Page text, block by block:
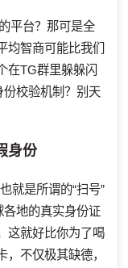
平台？那可是全
均智商可能比我们
在TG群里躲躲闪
份校验机制？别天
身份
就是所谓的“扫号”
各地的真实身份证
这就好比你为了喝
不仅极其缺德，